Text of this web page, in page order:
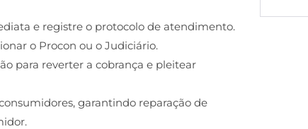
e registre o protocolo de atendimento.
o Procon ou o Judiciário.
para reverter a cobrança e pleitear
garantindo reparação de